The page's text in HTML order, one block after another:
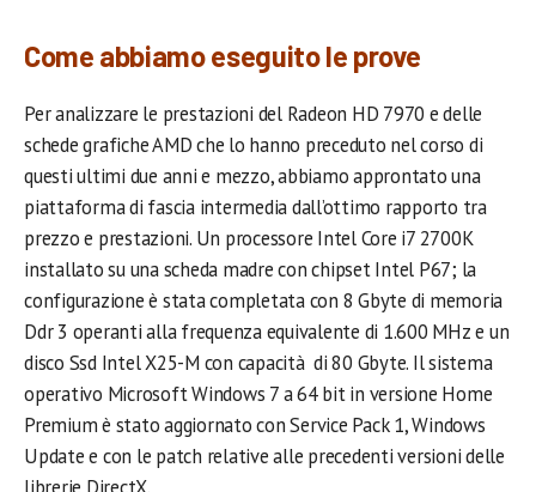
Come abbiamo eseguito le prove
Per analizzare le prestazioni del Radeon HD 7970 e delle
schede grafiche AMD che lo hanno preceduto nel corso di
questi ultimi due anni e mezzo, abbiamo approntato una
piattaforma di fascia intermedia dall’ottimo rapporto tra
prezzo e prestazioni. Un processore Intel Core i7 2700K
installato su una scheda madre con chipset Intel P67; la
configurazione è stata completata con 8 Gbyte di memoria
Ddr 3 operanti alla frequenza equivalente di 1.600 MHz e un
disco Ssd Intel X25-M con capacità di 80 Gbyte. Il sistema
operativo Microsoft Windows 7 a 64 bit in versione Home
Premium è stato aggiornato con Service Pack 1, Windows
Update e con le patch relative alle precedenti versioni delle